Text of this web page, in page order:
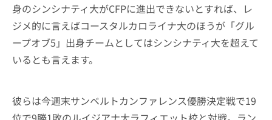
身のシンシナティ大がCFPに進出できないとすれば、レ
ジメ的に言えばコースタルカロライナ大のほうが「グル
ープオブ5」出身チームとしてはシンシナティ大を超えて
いるとも言えます。
彼らは今週末サンベルトカンファレンス優勝決定戦で19